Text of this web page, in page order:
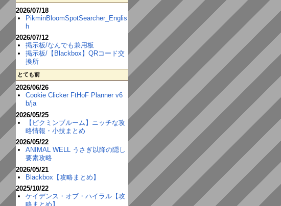
2026/07/18
PikminBloomSpotSearcher_Englis
h
2026/07/12
掲示板/なんでも兼用板
掲示板/【Blackbox】QRコード交
換所
とても前
2026/06/26
Cookie Clicker FtHoF Planner v6
b/ja
2026/05/25
【ピクミンブルーム】ニッチな攻
略情報・小技まとめ
2026/05/22
ANIMAL WELL うさぎ以降の隠し
要素攻略
2026/05/21
Blackbox【攻略まとめ】
2025/10/22
ケイデンス・オブ・ハイラル【攻
略まとめ】